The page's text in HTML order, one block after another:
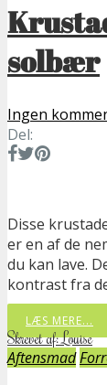
solbær
Ingen
Del:
Disse
er en af de
du kan lave.
kontrast fra
LÆS MERE...
Skrevet af: Louise
Aftensmad